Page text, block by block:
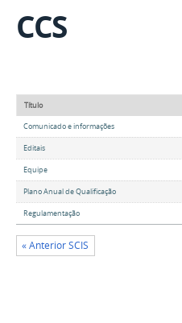
CCS
Título
Comunicado e informações
Editais
Equipe
Plano Anual de Qualificação
Regulamentação
« Anterior SCIS